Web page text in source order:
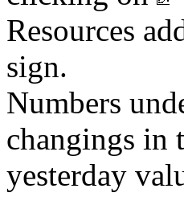
Resources
sign.
Numbers
changings in
yesterday